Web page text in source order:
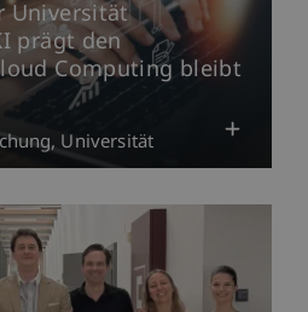
Universität
prägt den
Computing bleibt
Universität